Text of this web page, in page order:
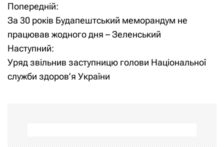
Н
а
в
і
а
ц
Попередній:
За 30 років Будапештський меморандум не
працював жодного дня – Зеленський
Наступний:
Уряд звільнив заступницю голови Національної
служби здоров’я України